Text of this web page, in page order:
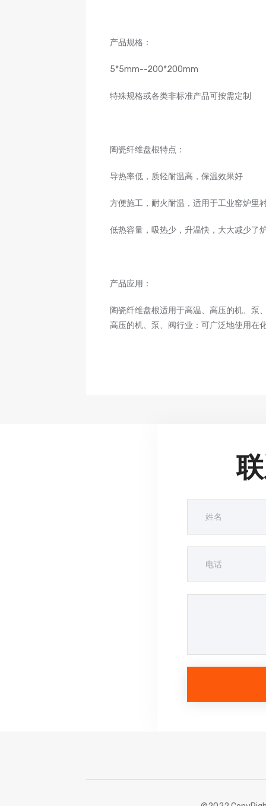
产品规格：
5*5mm--200*200mm
特殊规格或各类非标准产品可按需定制
陶瓷纤维盘根特点：
导热率低，质轻耐温高，保温效果好
方便施工，耐火耐温，适用于工业窑炉里
低热容量，吸热少，升温快，大大减少了
产品应用：
陶瓷纤维盘根适用于高温、高压的机、泵
高压的机、泵、阀行业：可广泛地使用在